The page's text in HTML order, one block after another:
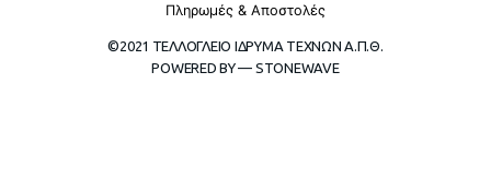
Πληρωμές & Αποστολές
POWERED BY — STONEWAVE
©2021 ΤΕΛΛΟΓΛΕΙΟ ΙΔΡΥΜΑ ΤΕΧΝΩΝ Α.Π.Θ.